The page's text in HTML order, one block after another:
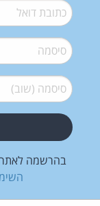
דואל*
סיסמה*
סיסמה (שוב)*
בהרשמה